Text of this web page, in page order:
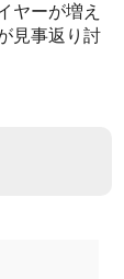
ヤーが増え
見事返り討